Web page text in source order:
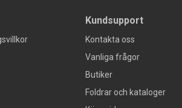
Kundsupport
Kontakta oss
Vanliga frågor
Butiker
Foldrar och kataloger